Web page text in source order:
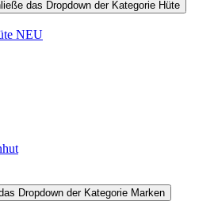
das Dropdown der Kategorie Hüte
NEU
Dropdown der Kategorie Marken